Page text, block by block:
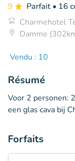
9 Parfait • 16
Charmehotel
Damme
Vendu : 10
Résumé
Voor 2 personen:
een glas cava bij
Forfaits